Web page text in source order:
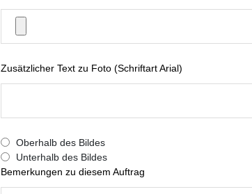
Zusätzlicher Text zu Foto (Schriftart Arial)
Oberhalb des Bildes
Unterhalb des Bildes
Bemerkungen zu diesem Auftrag